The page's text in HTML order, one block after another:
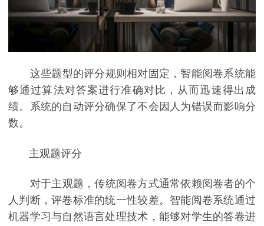
这些题型的评分规则相对固定，智能阅卷系统能
够通过算法对答案进行准确对比，从而迅速得出成
绩。系统的自动评分确保了不会因人为错误而影响分
数。
主观题评分
对于主观题，传统阅卷方式通常依赖阅卷者的个
人判断，评卷标准的统一性较差。智能阅卷系统通过
机器学习与自然语言处理技术，能够对学生的答卷进